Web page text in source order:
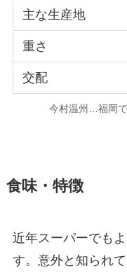
主な生産地
重さ
交配
今村温州…福岡で
食味・特徴
近年スーパーでも
す。意外と知られ